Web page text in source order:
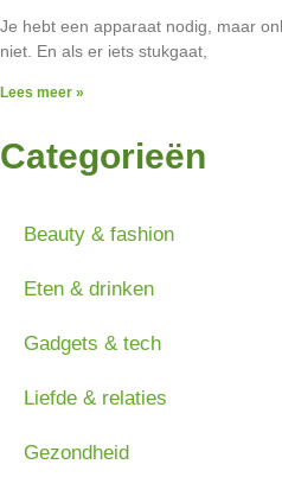
Je hebt een apparaat nodig, maar
niet. En als er iets stukgaat,
Lees meer »
Categorieën
Beauty & fashion
Eten & drinken
Gadgets & tech
Liefde & relaties
Gezondheid